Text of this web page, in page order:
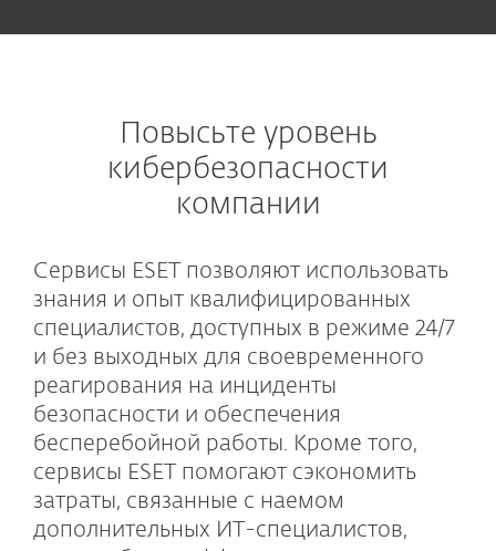
Повысьте уровень
кибербезопасности
компании
Сервисы ESET позволяют использовать
знания и опыт квалифицированных
специалистов, доступных в режиме 24/7
и без выходных для своевременного
реагирования на инциденты
безопасности и обеспечения
бесперебойной работы. Кроме того,
сервисы ESET помогают сэкономить
затраты, связанные с наемом
дополнительных ИТ-специалистов,